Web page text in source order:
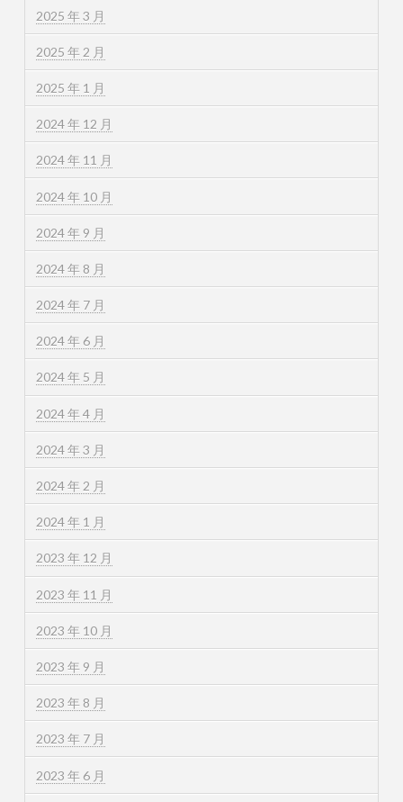
2025 年 3 月
2025 年 2 月
2025 年 1 月
2024 年 12 月
2024 年 11 月
2024 年 10 月
2024 年 9 月
2024 年 8 月
2024 年 7 月
2024 年 6 月
2024 年 5 月
2024 年 4 月
2024 年 3 月
2024 年 2 月
2024 年 1 月
2023 年 12 月
2023 年 11 月
2023 年 10 月
2023 年 9 月
2023 年 8 月
2023 年 7 月
2023 年 6 月